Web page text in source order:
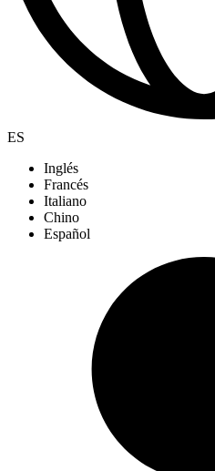
ES
Inglés
Francés
Italiano
Chino
Español